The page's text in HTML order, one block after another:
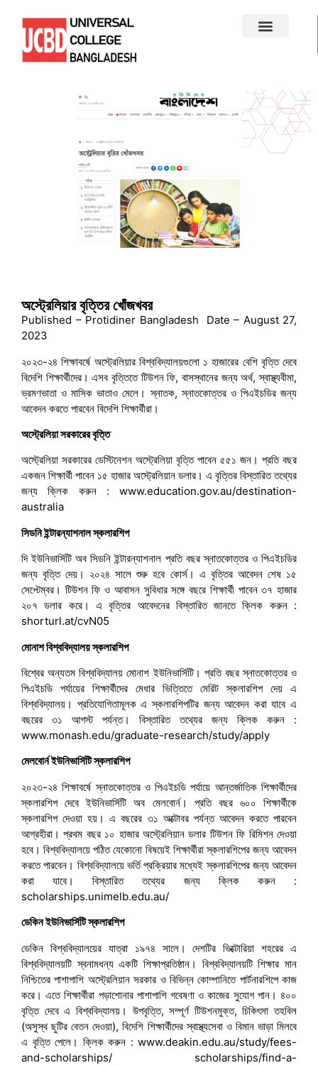
অস্ট্রেলিয়ার বৃত্তির খোঁজখবর
Published – Protidiner Bangladesh Date – August 27,
2023
২০২৩-২৪ শিক্ষাবর্ষে অস্ট্রেলিয়ার বিশ্ববিদ্যালয়গুলো ১ হাজারের বেশি বৃত্তি দেবে
বিদেশি শিক্ষার্থীদের। এসব বৃত্তিতে টিউশন ফি, বাসস্থানের জন্য অর্থ, স্বাস্থ্যবীমা,
ভ্রমণভাতা ও মাসিক ভাতাও মেলে। স্নাতক, স্নাতকোত্তর ও পিএইচডির জন্য
আবেদন করতে পারবেন বিদেশি শিক্ষার্থীরা।
অস্ট্রেলিয়া সরকারের বৃত্তি
অস্ট্রেলিয়া সরকারের ডেস্টিনেশন অস্ট্রেলিয়া বৃত্তি পাবেন ৫৫১ জন। প্রতি বছর
একজন শিক্ষার্থী পাবেন ১৫ হাজার অস্ট্রেলিয়ান ডলার। এ বৃত্তির বিস্তারিত তথ্যের
জন্য ক্লিক করুন : www.education.gov.au/destination-
australia
সিডনি ইন্টারন্যাশনাল স্কলারশিপ
দি ইউনিভার্সিটি অব সিডনি ইন্টারন্যাশনাল প্রতি বছর স্নাতকোত্তর ও পিএইচডির
জন্য বৃত্তি দেয়। ২০২৪ সালে শুরু হবে কোর্স। এ বৃত্তির আবেদন শেষ ১৫
সেপ্টেম্বর। টিউশন ফি ও আবাসন সুবিধার সঙ্গে বছরে শিক্ষার্থী পাবেন ৩৭ হাজার
২০৭ ডলার করে। এ বৃত্তির আবেদনের বিস্তারিত জানতে ক্লিক করুন :
shorturl.at/cvN05
মোনাশ বিশ্ববিদ্যালয় স্কলারশিপ
বিশ্বের অন্যতম বিশ্ববিদ্যালয় মোনাশ ইউনিভার্সিটি। প্রতি বছর স্নাতকোত্তর ও
পিএইচডি পর্যায়ের শিক্ষার্থীদের মেধার ভিত্তিতে মেরিট স্কলারশিপ দেয় এ
বিশ্ববিদ্যালয়। প্রতিযোগিতামূলক এ স্কলারশিপটির জন্য আবেদন করা যাবে এ
বছরের ৩১ আগস্ট পর্যন্ত। বিস্তারিত তথ্যের জন্য ক্লিক করুন :
www.monash.edu/graduate-research/study/apply
মেলবোর্ন ইউনিভার্সিটি স্কলারশিপ
২০২৩-২৪ শিক্ষাবর্ষে স্নাতকোত্তর ও পিএইচডি পর্যায়ে আন্তর্জাতিক শিক্ষার্থীদের
স্কলারশিপ দেবে ইউনিভার্সিটি অব মেলবোর্ন। প্রতি বছর ৬০০ শিক্ষার্থীকে
স্কলারশিপ দেওয়া হয়। এ বছরের ৩১ অক্টোবর পর্যন্ত আবেদন করতে পারবেন
আগ্রহীরা। প্রথম বছর ১০ হাজার অস্ট্রেলিয়ান ডলার টিউশন ফি রিমিশন দেওয়া
হবে। বিশ্ববিদ্যালয়ে পঠিত যেকোনো বিষয়েই শিক্ষার্থীরা স্কলারশিপের জন্য আবেদন
করতে পারবেন। বিশ্ববিদ্যালয়ে ভর্তি প্রক্রিয়ার মধ্যেই স্কলারশিপের জন্য আবেদন
করা যাবে। বিস্তারিত তথ্যের জন্য ক্লিক করুন :
scholarships.unimelb.edu.au/
ডেকিন ইউনিভার্সিটি স্কলারশিপ
ডেকিন বিশ্ববিদ্যালয়ের যাত্রা ১৯৭৪ সালে। দেশটির ভিক্টোরিয়া শহরের এ
বিশ্ববিদ্যালয়টি স্বনামধন্য একটি শিক্ষাপ্রতিষ্ঠান। বিশ্ববিদ্যালয়টি শিক্ষার মান
নিশ্চিতের পাশাপাশি অস্ট্রেলিয়ান সরকার ও বিভিন্ন কোম্পানিতে পার্টনারশিপে কাজ
করে। এতে শিক্ষার্থীরা পড়াশোনার পাশাপাশি গবেষণা ও কাজের সুযোগ পান। ৪০০
বৃত্তি দেবে এ বিশ্ববিদ্যালয়। উপবৃত্তি, সম্পূর্ণ টিউশনমুক্ত, চিকিৎসা তহবিল
(অসুস্থ ছুটির বেতন দেওয়া), বিদেশি শিক্ষার্থীদের স্বাস্থ্যসেবা ও বিমান ভাড়া মিলবে
এ বৃত্তি পেলে। ক্লিক করুন : www.deakin.edu.au/study/fees-
and-scholarships/ scholarships/find-a-